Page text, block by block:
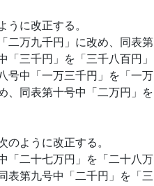
に改正する。
二万九千円」に改め、同表第
三千円」を「三千八百円」
号中「一万三千円」を「一万
、同表第十号中「二万円」を
ように改正する。
「二十七万円」を「二十八万
表第九号中「二千円」を「三